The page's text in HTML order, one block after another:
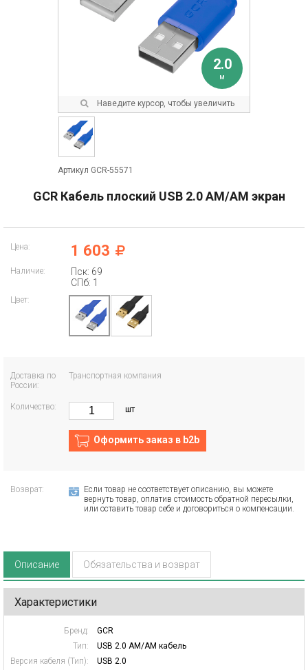
2.0
м
Наведите курсор, чтобы увеличить
Артикул GCR-55571
GCR Кабель плоский USB 2.0 AM/AM экран
Цена: 1 603
Наличие:
Пск: 69
СПб: 1
Цвет:
Доставка по
России:
Транспортная компания
Количество: шт
Оформить заказ в b2b
Возврат:
Если товар не соответствует описанию, вы можете
вернуть товар, оплатив стоимость обратной пересылки,
или оставить товар себе и договориться о компенсации.
Описание Обязательства и возврат
Характеристики
Бренд:
GCR
Тип:
USB 2.0 AM/AM кабель
Версия кабеля (Тип):
USB 2.0